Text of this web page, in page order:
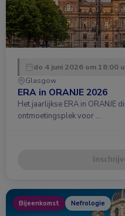
do 4 juni 2026 om 18:00
Glasgow
ERA in ORANJE 2026
Het jaarlijkse ERA in ORANJE
ontmoetingsplek voor …
Bijeenkomst Nefrologie